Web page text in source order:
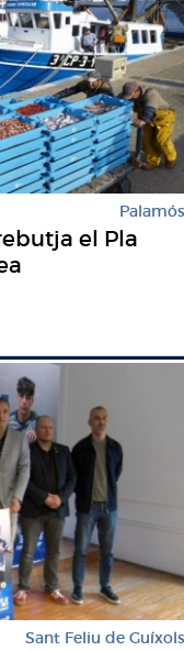
Palamós
el Pla
Sant Feliu de Guíxols